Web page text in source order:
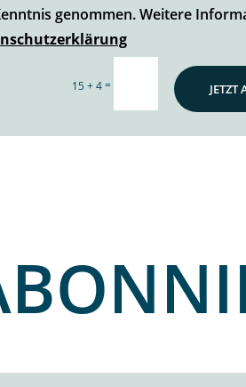
genommen. Weitere
15 + 4= JETZT